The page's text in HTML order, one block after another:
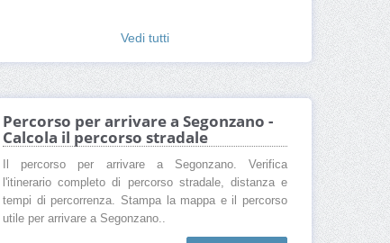
Vedi tutti
Percorso per arrivare a Segonzano -
Calcola il percorso stradale
Il percorso per arrivare a Segonzano. Verifica
l'itinerario completo di percorso stradale, distanza e
tempi di percorrenza. Stampa la mappa e il percorso
utile per arrivare a Segonzano..